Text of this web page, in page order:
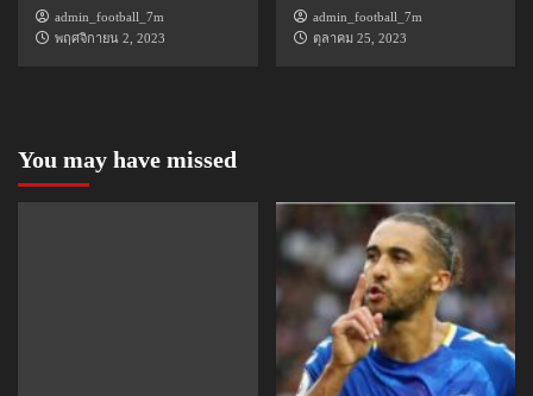
admin_football_7m
พฤศจิกายน 2, 2023
admin_football_7m
ตุลาคม 25, 2023
You may have missed